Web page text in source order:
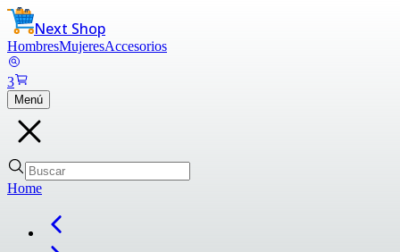
Next Shop
HombresMujeresAccesorios
3
Menú
Home